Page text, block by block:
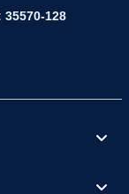
35570-128